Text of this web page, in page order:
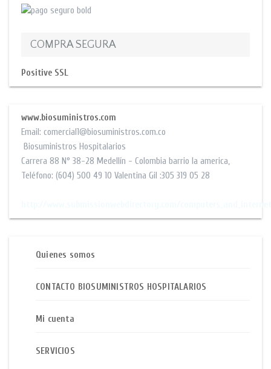
COMPRA SEGURA
Positive SSL
www.biosuministros.com
Email: comercial1@biosuministros.com.co
Biosuministros Hospitalarios
Carrera 88 N° 38-28 Medellín - Colombia barrio la america,
Teléfono: (604) 500 49 10 Valentina Gil :305 319 05 28
Quienes somos
CONTACTO BIOSUMINISTROS HOSPITALARIOS
Mi cuenta
SERVICIOS